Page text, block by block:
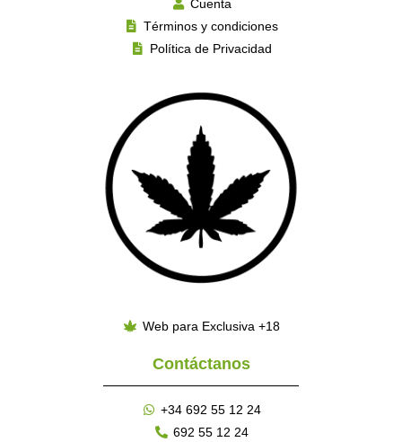
Cuenta
Términos y condiciones
Política de Privacidad
Web para Exclusiva +18
Contáctanos
+34 692 55 12 24
692 55 12 24